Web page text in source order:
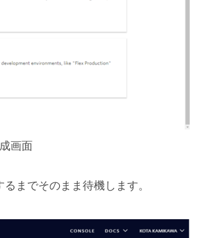
画面
までそのまま待機します。